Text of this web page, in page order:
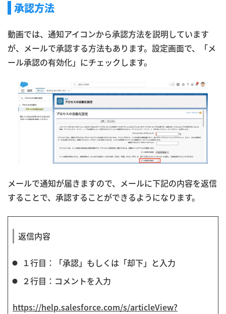
承認方法
動画では、通知アイコンから承認方法を説明しています
が、メールで承認する方法もあります。設定画面で、「メ
ール承認の有効化」にチェックします。
メールで通知が届きますので、メールに下記の内容を返信
することで、承認することができるようになります。
返信内容
１行目：「承認」もしくは「却下」と入力
２行目：コメントを入力
https://help.salesforce.com/s/articleView?